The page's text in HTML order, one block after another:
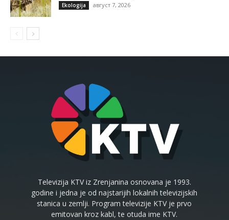
Ekologija август 7, 2026
Televizija KTV iz Zrenjanina osnovana je 1993.
godine i jedna je od najstarijih lokalnih televizijskih
stanica u zemlji. Program televizije KTV je prvo
emitovan kroz kabl, te otuda ime KTV.